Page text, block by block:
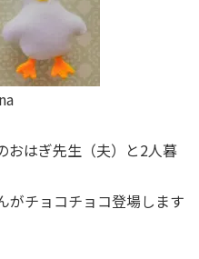
おはぎ先生（夫）と2人暮
がチョコチョコ登場します